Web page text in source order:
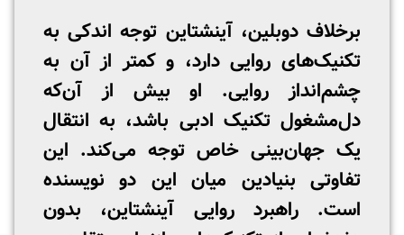
برخلاف دوبلین، آینشتاین توجه اندکی به
تکنیک‌های روایی دارد، و کمتر از آن به
چشم‌انداز روایی. او بیش از آن‌که
دل‌مشغول تکنیک ادبی باشد، به انتقال
یک جهان‌بینی خاص توجه می‌کند. این
تفاوتی بنیادین میان این دو نویسنده
است. راهبرد روایی آینشتاین، بدون